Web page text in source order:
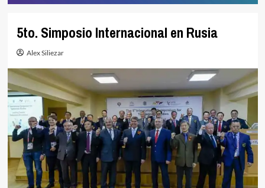
5to. Simposio Internacional en Rusia
Alex Siliezar